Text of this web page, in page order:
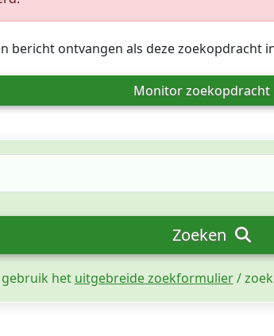
bericht ontvangen als deze zoekopdracht
Monitorzoekopdracht
Zoeken
het uitgebreide zoekformulier/